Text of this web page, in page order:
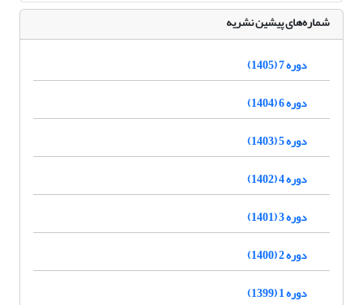
شماره‌های پیشین نشریه
دوره 7 (1405)
دوره 6 (1404)
دوره 5 (1403)
دوره 4 (1402)
دوره 3 (1401)
دوره 2 (1400)
دوره 1 (1399)